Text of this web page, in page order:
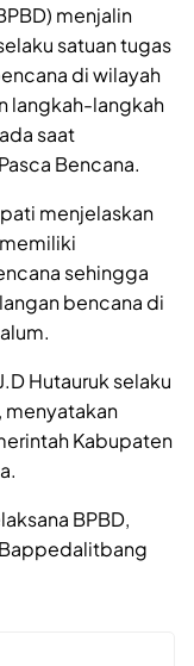
menjalin
satuan tugas
di wilayah
langkah-langkah
saat
Bencana.
menjelaskan
sehingga
bencana di
Hutauruk selaku
menyatakan
Kabupaten
BPBD,
Bappedalitbang